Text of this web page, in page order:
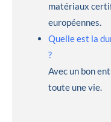
matériaux
européennes.
Quelle est la
?
Avec un bon
toute une vie.